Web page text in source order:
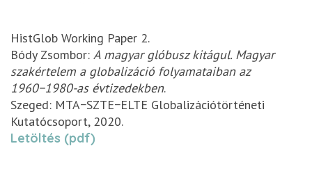
HistGlob Working Paper 2.
Bódy Zsombor: A magyar glóbusz kitágul. Magyar
szakértelem a globalizáció folyamataiban az
1960−1980-as évtizedekben.
Szeged: MTA−SZTE−ELTE Globalizációtörténeti
Kutatócsoport, 2020.
Letöltés (pdf)